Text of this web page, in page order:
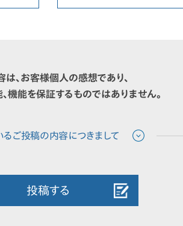
は、お客様個人の感想であり、
機能を保証するものではありません。
投稿する